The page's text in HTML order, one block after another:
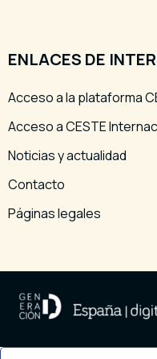
ENLACES DE
Acceso a la plataforma
Acceso a CESTE
Noticias y actualidad
Contacto
Páginas legales